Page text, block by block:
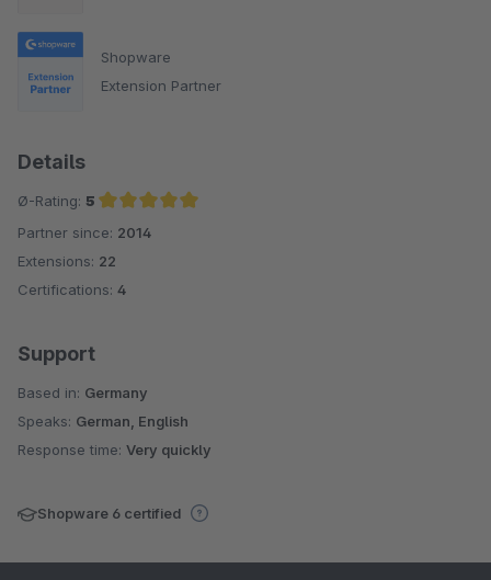
Shopware
Extension Partner
Details
Ø-Rating: 5
Average rating of 5 out of 5 stars
Partner since: 2014
Extensions: 22
Certifications: 4
Support
Based in: Germany
Speaks: German, English
Response time: Very quickly
Shopware 6 certified